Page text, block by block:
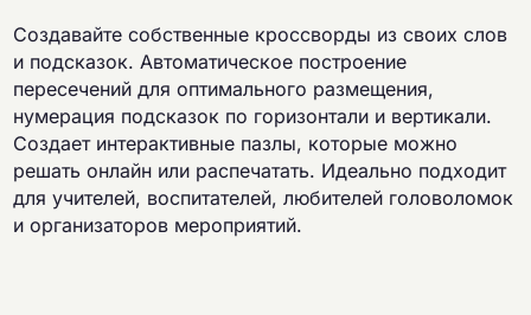
Создавайте собственные кроссворды из своих слов
и подсказок. Автоматическое построение
пересечений для оптимального размещения,
нумерация подсказок по горизонтали и вертикали.
Создает интерактивные пазлы, которые можно
решать онлайн или распечатать. Идеально подходит
для учителей, воспитателей, любителей головоломок
и организаторов мероприятий.